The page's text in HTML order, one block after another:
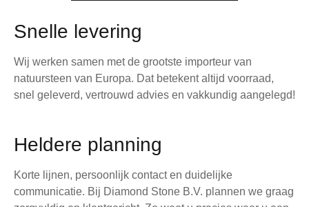
Snelle levering
Wij werken samen met de grootste importeur van
natuursteen van Europa. Dat betekent altijd voorraad,
snel geleverd, vertrouwd advies en vakkundig aangelegd!
Heldere planning
Korte lijnen, persoonlijk contact en duidelijke
communicatie. Bij Diamond Stone B.V. plannen we graag